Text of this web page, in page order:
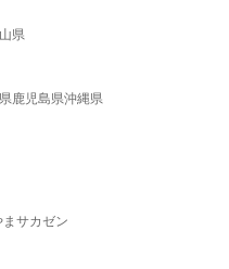
県
鹿児島県沖縄県
サカゼン